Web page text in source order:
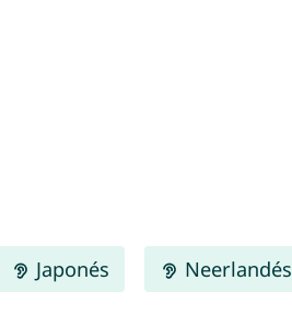
Japonés Neerlandés